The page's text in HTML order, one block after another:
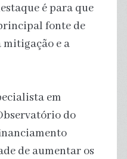
é para que
fonte de
e a
em
do
de aumentar os